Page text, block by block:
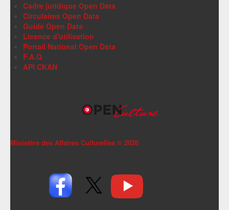
Cadre juridique Open Data
Circulaires Open Data
Guide Open Data
Licence d'utilisation
Portail National Open Data
F.A.Q
API CKAN
Ministère des Affaires Culturelles © 2026